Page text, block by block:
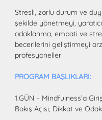
Stresli, zorlu durum ve
şekilde yönetmeyi,
odaklanma, empati ve
becerilerini geliştirmeyi
profesyoneller
PROGRAM BAŞLIKLARI:
1.GÜN – Mindfulness’a
Bakış Açısı, Dikkat ve